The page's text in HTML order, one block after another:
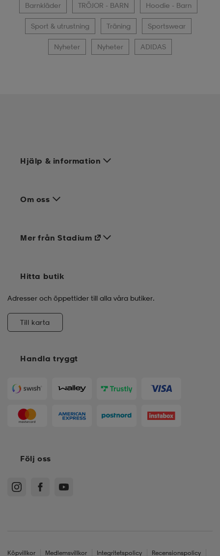
Barnkläder TRÖJOR - BARN Hoodie - Barn
Sport & utrustning Träning Sportswear
Nyheter Nyheter ADIDAS
Hjälp & information
Om oss
Handla tryggt
Mer från Stadium
Hitta butik
Adresser och öppettider till alla våra butiker.
Till karta
Följ oss
Köpvillkor Medlemsvillkor Integritetspolicy Recensionspolicy